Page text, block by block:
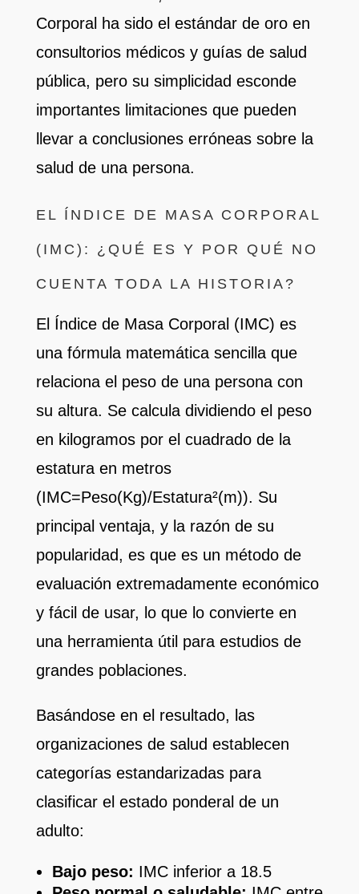
Corporal ha sido el estándar de oro en
consultorios médicos y guías de salud
pública, pero su simplicidad esconde
importantes limitaciones que pueden
llevar a conclusiones erróneas sobre la
salud de una persona.
EL ÍNDICE DE MASA CORPORAL
(IMC): ¿QUÉ ES Y POR QUÉ NO
CUENTA TODA LA HISTORIA?
El Índice de Masa Corporal (IMC) es
una fórmula matemática sencilla que
relaciona el peso de una persona con
su altura. Se calcula dividiendo el peso
en kilogramos por el cuadrado de la
estatura en metros
(IMC=Peso(Kg)/Estatura²(m)). Su
principal ventaja, y la razón de su
popularidad, es que es un método de
evaluación extremadamente económico
y fácil de usar, lo que lo convierte en
una herramienta útil para estudios de
grandes poblaciones.
Basándose en el resultado, las
organizaciones de salud establecen
categorías estandarizadas para
clasificar el estado ponderal de un
adulto:
Bajo peso: IMC inferior a 18.5